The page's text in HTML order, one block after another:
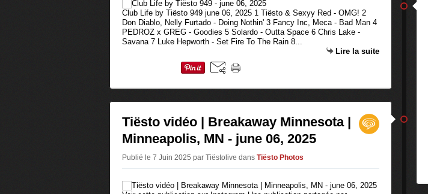
Club Life by Tiësto 949 june 06, 2025 1 Tiësto & Sexyy Red - OMG! 2
Don Diablo, Nelly Furtado - Doing Nothin' 3 Fancy Inc, Meca - Bad Man 4
PEDROZ x GREG - Goodies 5 Solardo - Outta Space 6 Chris Lake -
Savana 7 Luke Hepworth - Set Fire To The Rain 8...
Lire la suite
Tiësto vidéo | Breakaway Minnesota |
Minneapolis, MN - june 06, 2025
Publié le 7 Juin 2025 par Tiëstolive dans Tiësto Photos